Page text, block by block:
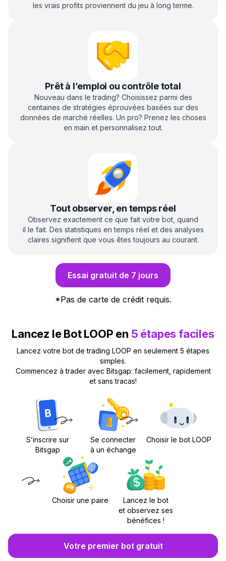
les vrais profits proviennent du jeu à long terme.
Prêt à l’emploi ou contrôle total
Nouveau dans le trading? Choisissez parmi des
centaines de stratégies éprouvées basées sur des
données de marché réelles. Un pro? Prenez les choses
en main et personnalisez tout.
Tout observer, en temps réel
Observez exactement ce que fait votre bot, quand
il le fait. Des statistiques en temps réel et des analyses
claires signifient que vous êtes toujours au courant.
Essai gratuit de 7 jours
*Pas de carte de crédit requis.
Lancez le Bot LOOP en 5 étapes faciles
Lancez votre bot de trading LOOP en seulement 5 étapes
simples.
Commencez à trader avec Bitsgap: facilement, rapidement
et sans tracas!
S’inscrire sur
Bitsgap
Se connecter
à un échange
Choisir le bot LOOP
Choisir une paire
Lancez le bot
et observez ses
bénéfices !
Votre premier bot gratuit